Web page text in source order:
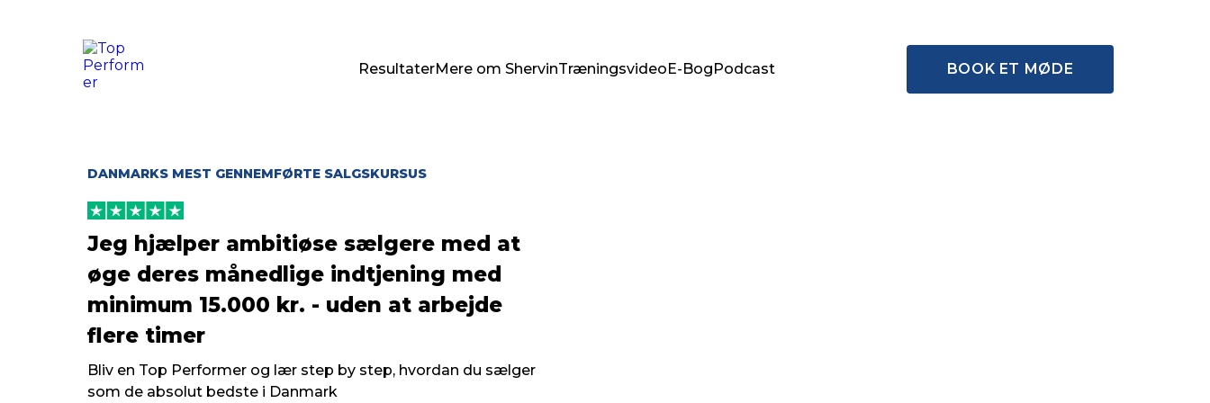
ResultaterMere om ShervinTræningsvideoE-BogPodcast BOOK ET MØDE
DANMARKS MEST GENNEMFØRTE SALGSKURSUS
Jeg hjælper ambitiøse sælgere med at
øge deres månedlige indtjening med
minimum 15.000 kr. - uden at arbejde
flere timer
Bliv en Top Performer og lær step by step, hvordan du sælger
som de absolut bedste i Danmark